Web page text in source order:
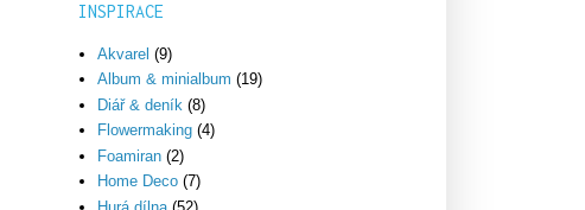
INSPIRACE
Akvarel (9)
Album & minialbum (19)
Diář & deník (8)
Flowermaking (4)
Foamiran (2)
Home Deco (7)